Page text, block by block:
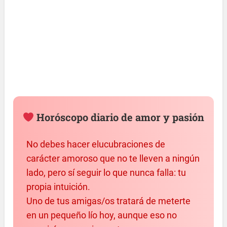
Horóscopo diario de amor y pasión
No debes hacer elucubraciones de
carácter amoroso que no te lleven a ningún
lado, pero sí seguir lo que nunca falla: tu
propia intuición.
Uno de tus amigas/os tratará de meterte
en un pequeño lío hoy, aunque eso no